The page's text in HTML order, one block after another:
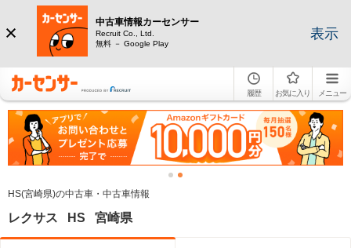
中古車情報カーセンサー
Recruit Co., Ltd.
無料 － Google Play
表示
履歴 お気に入り メニュー
HS(宮崎県)の中古車・中古車情報
レクサス HS 宮崎県